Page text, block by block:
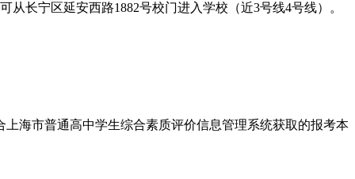
长宁区延安西路1882号校门进入学校（近3号线4号线）。
海市普通高中学生综合素质评价信息管理系统获取的报考本